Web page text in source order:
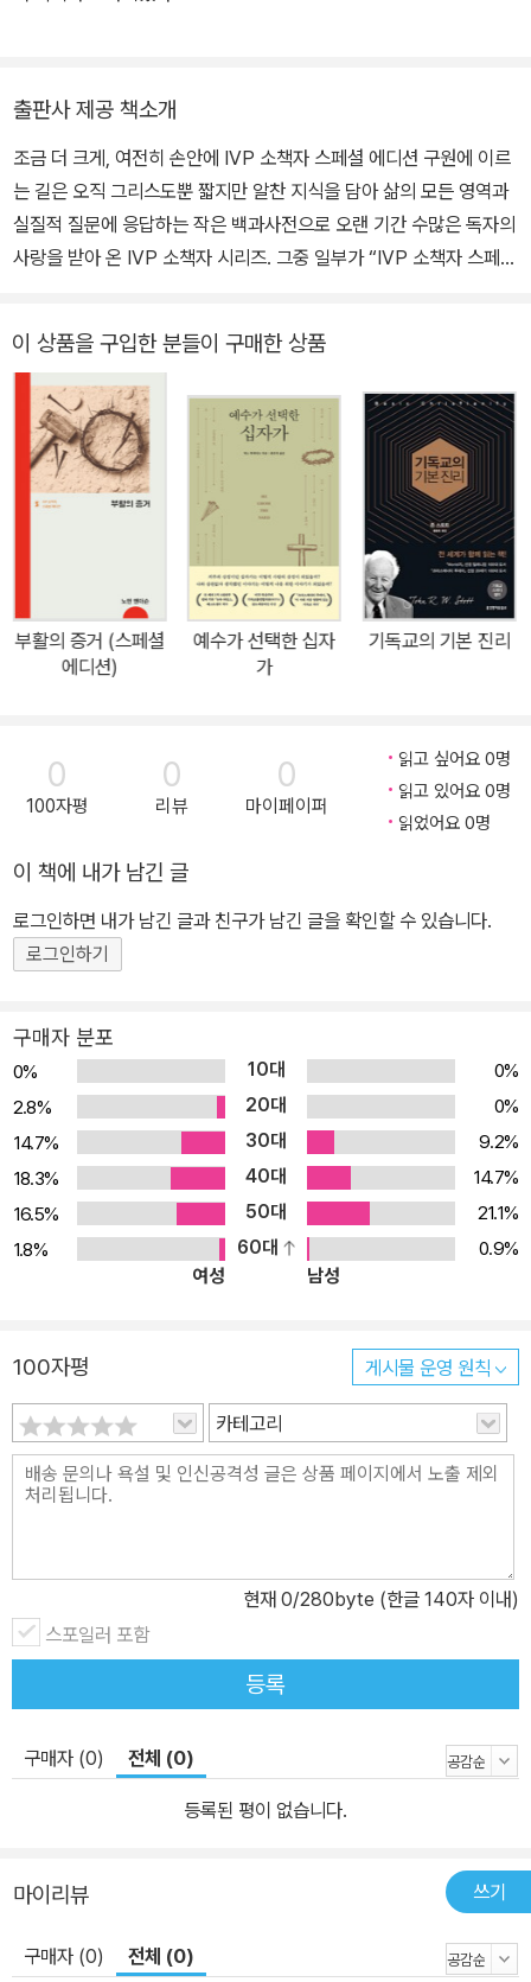
출판사 제공 책소개
조금 더 크게, 여전히 손안에 IVP 소책자 스페셜 에디션 구원에 이르
는 길은 오직 그리스도뿐 짧지만 알찬 지식을 담아 삶의 모든 영역과
실질적 질문에 응답하는 작은 백과사전으로 오랜 기간 수많은 독자의
사랑을 받아 온 IVP 소책자 시리즈. 그중 일부가 “IVP 소책자 스페셜
의 느낌을 유지하면서도 더 보기 편한 단행본으로 재탄생했다. 『오직
한 길』에서는 예수님이 자신에 대해 하셨던 주장, 사도들의 증언, 기
독교가 죄와 구원에 대해 가르치는 교리들을 분석하면서 기독교가 여
타 종교와는 다른 방향과 내용을 가진 독특한 종교임을 논증한다. 그
럼으로써, 여느 종교와 다름없는 종교로서의 기독교가 아니라 구원의
유일한 대안으로서의 기독교를 선택하도록 독자들을 초청한다.
이 상품을 구입한 분들이 구매한 상품
부활의 증거 (스페셜
에디션)
예수가 선택한 십자
가
기독교의 기본 진리
0
100자평
0
리뷰
0
마이페이퍼
읽고 싶어요 0명
읽고 있어요 0명
읽었어요 0명
이 책에 내가 남긴 글
로그인하면 내가 남긴 글과 친구가 남긴 글을 확인할 수 있습니다.
로그인하기
구매자 분포
0% 10대
0%
2.8%
20대
0%
14.7%
30대
9.2%
18.3%
40대
14.7%
16.5%
50대
21.1%
1.8%
60대
0.9%
여성
남성
100자평 게시물 운영 원칙
카테고리
현재 0/280byte (한글 140자 이내)
스포일러 포함
등록
구매자 (0) 전체 (0)
등록된 평이 없습니다.
마이리뷰 쓰기
구매자 (0) 전체 (0)